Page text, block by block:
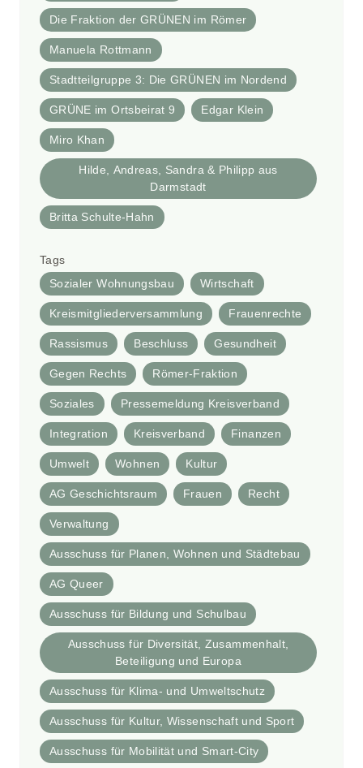
Die Fraktion der GRÜNEN im Römer
Manuela Rottmann
Stadtteilgruppe 3: Die GRÜNEN im Nordend
GRÜNE im Ortsbeirat 9 Edgar Klein
Miro Khan
Hilde, Andreas, Sandra & Philipp aus
Darmstadt
Britta Schulte-Hahn
Tags
Sozialer Wohnungsbau
Wirtschaft
Kreismitgliederversammlung Frauenrechte
Rassismus Beschluss Gesundheit
Gegen Rechts Römer-Fraktion
Soziales Pressemeldung Kreisverband
Integration Kreisverband Finanzen
Umwelt Wohnen Kultur
AG Geschichtsraum Frauen Recht
Verwaltung
Ausschuss für Planen, Wohnen und Städtebau
AG Queer
Ausschuss für Bildung und Schulbau
Ausschuss für Diversität, Zusammenhalt,
Beteiligung und Europa
Ausschuss für Klima- und Umweltschutz
Ausschuss für Kultur, Wissenschaft und Sport
Ausschuss für Mobilität und Smart-City